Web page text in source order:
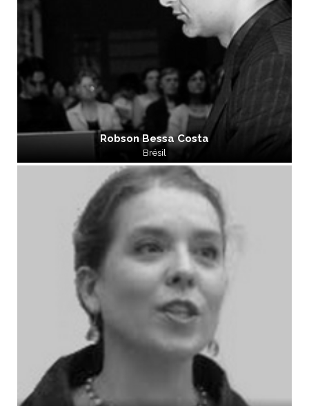
Robson Bessa Costa
Brésil